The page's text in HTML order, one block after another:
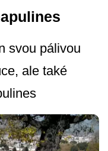
svou pálivou
ale také